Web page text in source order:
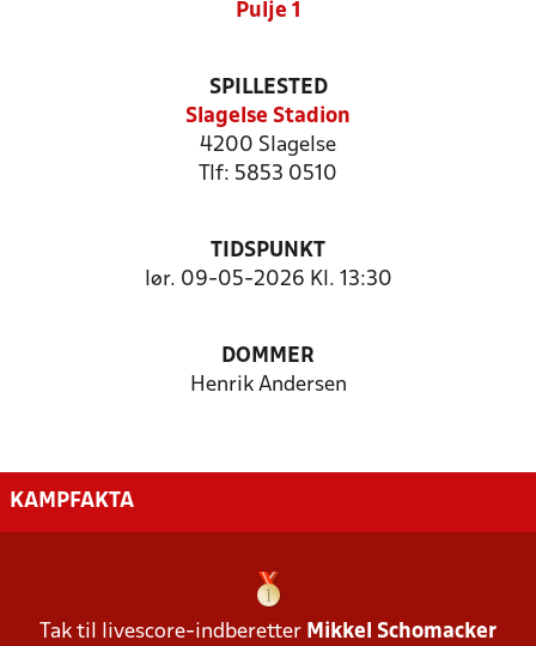
Pulje 1
SPILLESTED
Slagelse Stadion
4200 Slagelse
Tlf: 5853 0510
TIDSPUNKT
lør. 09-05-2026 Kl. 13:30
DOMMER
Henrik Andersen
KAMPFAKTA
Tak til livescore-indberetter Mikkel Schomacker